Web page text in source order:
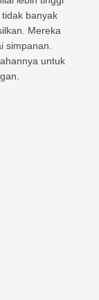
banyak
Mereka
simpanan.
untuk